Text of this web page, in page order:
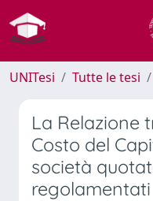
UNITesi Tutte le tesi
La Relazione
Costo del
società
regolamentati